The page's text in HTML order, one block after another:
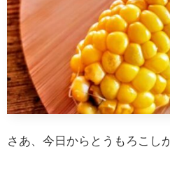
さあ、今日からとうもろこし